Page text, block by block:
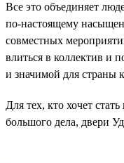
Все это объединяет
по-настоящему
совместных
влиться в коллектив и
и значимой для страны
Для тех, кто хочет
большого дела, двери